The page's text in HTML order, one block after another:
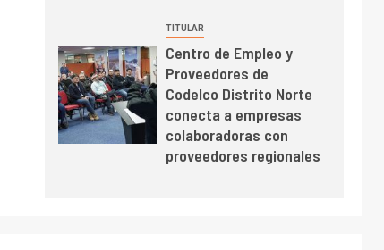
de toneladas tras
récord en Escondida
7 I+D
Codelco reporta Ebitda
de US$ 6.670 millones
y mejora sus
indicadores financieros
TITULAR
Centro de Empleo y
Proveedores de
Codelco Distrito Norte
conecta a empresas
colaboradoras con
proveedores regionales